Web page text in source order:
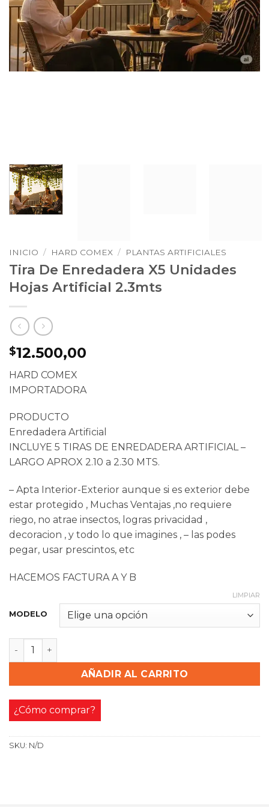
INICIO / HARD COMEX / PLANTAS ARTIFICIALES
Tira De Enredadera X5 Unidades
Hojas Artificial 2.3mts
$12.500,00
HARD COMEX
IMPORTADORA
PRODUCTO
Enredadera Artificial
INCLUYE 5 TIRAS DE ENREDADERA ARTIFICIAL –
LARGO APROX 2.10 a 2.30 MTS.
– Apta Interior-Exterior aunque si es exterior debe
estar protegido , Muchas Ventajas ,no requiere
riego, no atrae insectos, logras privacidad ,
decoracion , y todo lo que imagines , – las podes
pegar, usar prescintos, etc
HACEMOS FACTURA A Y B
MODELO
LIMPIAR
Tira De Enredadera X5 Unidades Hojas Artificial 2.3mts
AÑADIR AL CARRITO
¿Cómo comprar?
SKU: N/D